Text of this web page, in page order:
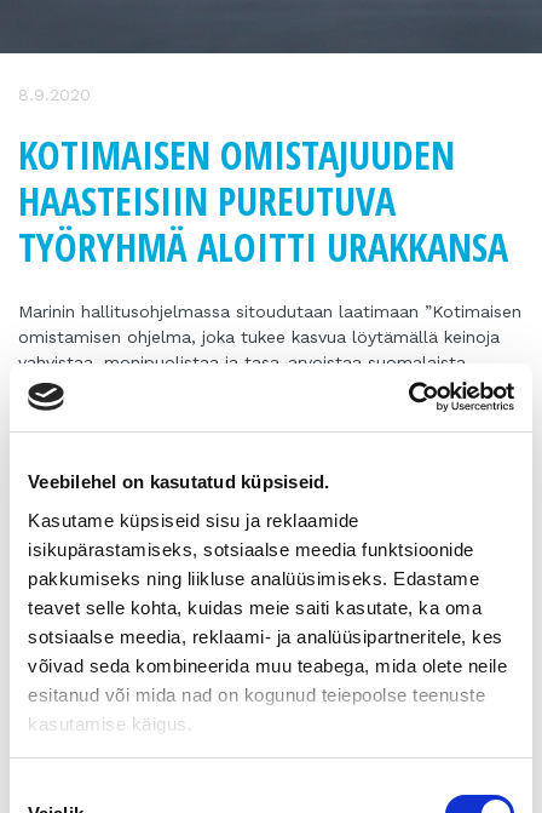
Veebilehel on kasutatud küpsiseid.
Kasutame küpsiseid sisu ja reklaamide
isikupärastamiseks, sotsiaalse meedia funktsioonide
pakkumiseks ning liikluse analüüsimiseks. Edastame
teavet selle kohta, kuidas meie saiti kasutate, ka oma
sotsiaalse meedia, reklaami- ja analüüsipartneritele, kes
võivad seda kombineerida muu teabega, mida olete neile
esitanud või mida nad on kogunud teiepoolse teenuste
kasutamise käigus.
8.9.2020
KOTIMAISEN OMISTAJUUDEN
HAASTEISIIN PUREUTUVA
TYÖRYHMÄ ALOITTI URAKKANSA
Marinin hallitusohjelmassa sitoudutaan laatimaan ”Kotimaisen
omistamisen ohjelma, joka tukee kasvua löytämällä keinoja
vahvistaa, monipuolistaa ja tasa-arvoistaa suomalaista
omistajuutta”. Toimeksianto on kiistatta haasteellinen ja
moniulotteinen. Ohjelma on osa laajempaa ”Elinvoimainen
Suomi, kestävän kasvun strategia”- kokonaisuutta [1].
Koronakriisin puhkeaminen viivästytti hankkeen käynnistymistä
varsin todennäköistä, että pandemian kokemukset tulevat
muokkaamaan sekä sijoittajien että yritysten käyttäytymistä.
Tästä syystä myös kotimaista omistajuutta pyritään
peilaamaan koronan jälkeisen ajan ilmiöitä ja megatrendejä
ennakoiden.
Elinkeinoministeri Lintilä asetti työryhmän heinäkuussa 2020.
Työryhmän puheenjohtajaksi kutsuttiin kansanedustaja Juha
Sipilä. Kaiken kaikkiaan yritysten, yrittäjien ja sijoittajien
näkökulma on edustettuna työryhmässä vahvasti. Työ
ministerille helmikuussa 2021. Koska urakka on vasta